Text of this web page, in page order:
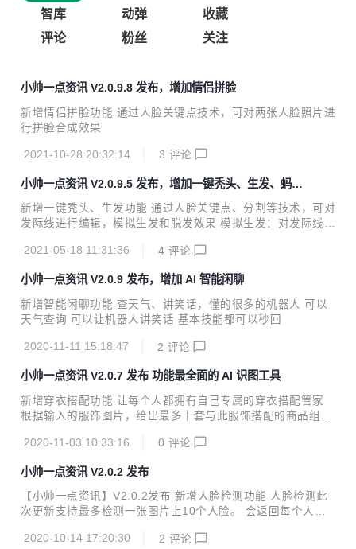
智库
动弹
收藏
评论
粉丝 关注
小帅一点资讯 V2.0.9.8 发布，增加情侣拼脸
新增情侣拼脸功能 通过人脸关键点技术，可对两张人脸照片进
行拼脸合成效果
2021-10-28 20:32:14 3 评论
小帅一点资讯 V2.0.9.5 发布，增加一键秃头、生发、蚂蚁
呀嘿、虚拟主播
新增一键秃头、生发功能 通过人脸关键点、分割等技术，可对
发际线进行编辑，模拟生发和脱发效果 模拟生发：对发际线进
作，模拟脱发效果 新增人脸驱动(蚂蚁呀嘿)、虚拟主播功能
可用视频中人物的表情驱动静态照片，生成视频，让静态的照
片变得鲜活生动，可用于制作各种趣味视频及个性表情包 表情
迁移：将视频中的人脸表情迁移至静态照片中 唇形迁移：将视
仅需文字输入，即可快速生成虚拟主播播报视频，口型适配度
2021-05-18 11:31:36 4 评论
小帅一点资讯 V2.0.9 发布，增加 AI 智能闲聊
新增智能闲聊功能 查天气、讲笑话，懂的很多的机器人 可以
天气查询 可以让机器人讲笑话 基本技能都可以秒回
2020-11-11 15:18:47 2 评论
小帅一点资讯 V2.0.7 发布 功能最全面的 AI 识图工具
新增穿衣搭配功能 让每个人都拥有自己专属的穿衣搭配管家
根据输入的服饰图片，给出最多十套与此服饰搭配的商品组合
色识别功能 通过上传图片后就能识别图片的颜色值 输入图片
和Hex）及其在图片中的占比 点击识别结果的颜色块可以得到
RGB 和 HEX 穿衣搭配 颜色识别
2020-11-03 10:33:16 0 评论
小帅一点资讯 V2.0.2 发布
【小帅一点资讯】V2.0.2发布 新增人脸检测功能 人脸检测此
次更新支持最多检测一张图片上10个人脸。 会返回每个人脸
戴眼镜，情绪等。 是否佩戴口罩也是可以显示的。但是由于U
2020-10-14 17:20:30 2 评论